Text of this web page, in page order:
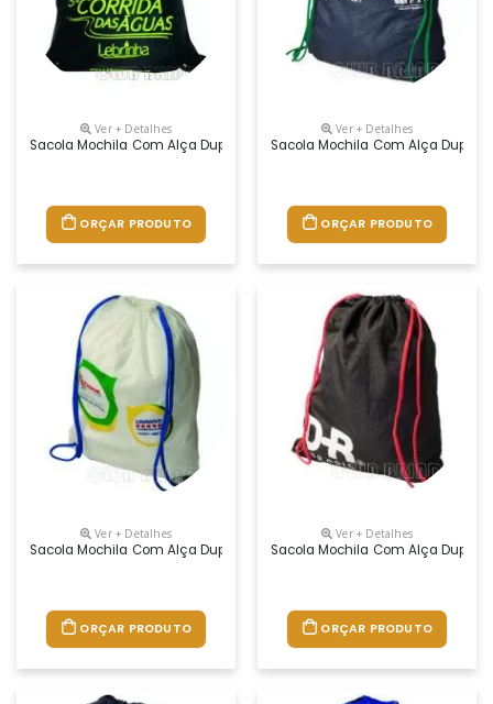
Ver + Detalhes
Sacola Mochila Com Alça Dupla De Ombro Em Cordão. Disponível Em
ORÇAR PRODUTO
Ver + Detalhes
Sacola Mochila Com Alça Dupla
ORÇAR PRODUTO
Ver + Detalhes
Sacola Mochila Com Alça Dupla De Ombro Em Cordão. Disponível Em
ORÇAR PRODUTO
Ver + Detalhes
Sacola Mochila Com Alça Dupla
ORÇAR PRODUTO